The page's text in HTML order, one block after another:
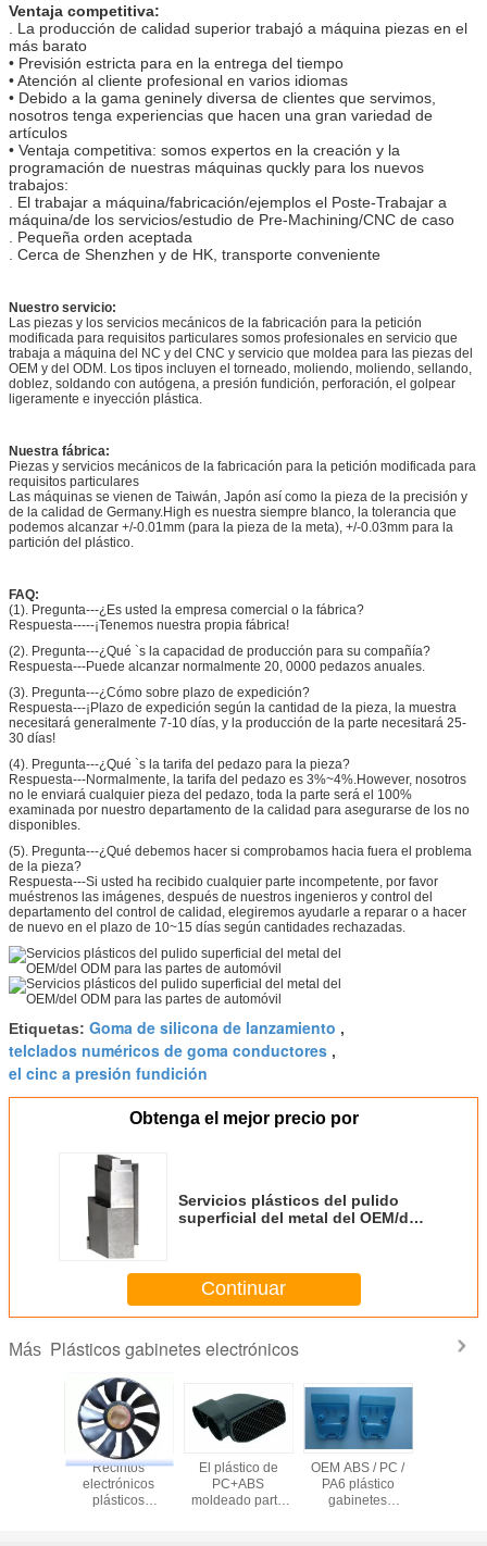
Ventaja competitiva:
. La producción de calidad superior trabajó a máquina piezas en el
más barato
• Previsión estricta para en la entrega del tiempo
• Atención al cliente profesional en varios idiomas
• Debido a la gama geninely diversa de clientes que servimos,
nosotros tenga experiencias que hacen una gran variedad de
artículos
• Ventaja competitiva: somos expertos en la creación y la
programación de nuestras máquinas quckly para los nuevos
trabajos:
. El trabajar a máquina/fabricación/ejemplos el Poste-Trabajar a
máquina/de los servicios/estudio de Pre-Machining/CNC de caso
. Pequeña orden aceptada
. Cerca de Shenzhen y de HK, transporte conveniente
Nuestro servicio:
Las piezas y los servicios mecánicos de la fabricación para la petición
modificada para requisitos particulares somos profesionales en servicio que
trabaja a máquina del NC y del CNC y servicio que moldea para las piezas del
OEM y del ODM. Los tipos incluyen el torneado, moliendo, moliendo, sellando,
doblez, soldando con autógena, a presión fundición, perforación, el golpear
ligeramente e inyección plástica.
Nuestra fábrica:
Piezas y servicios mecánicos de la fabricación para la petición modificada para
requisitos particulares
Las máquinas se vienen de Taiwán, Japón así como la pieza de la precisión y
de la calidad de Germany.High es nuestra siempre blanco, la tolerancia que
podemos alcanzar +/-0.01mm (para la pieza de la meta), +/-0.03mm para la
partición del plástico.
FAQ:
(1). Pregunta---¿Es usted la empresa comercial o la fábrica?
Respuesta-----¡Tenemos nuestra propia fábrica!
(2). Pregunta---¿Qué `s la capacidad de producción para su compañía?
Respuesta---Puede alcanzar normalmente 20, 0000 pedazos anuales.
(3). Pregunta---¿Cómo sobre plazo de expedición?
Respuesta---¡Plazo de expedición según la cantidad de la pieza, la muestra
necesitará generalmente 7-10 días, y la producción de la parte necesitará 25-
30 días!
(4). Pregunta---¿Qué `s la tarifa del pedazo para la pieza?
Respuesta---Normalmente, la tarifa del pedazo es 3%~4%.However, nosotros
no le enviará cualquier pieza del pedazo, toda la parte será el 100%
examinada por nuestro departamento de la calidad para asegurarse de los no
disponibles.
(5). Pregunta---¿Qué debemos hacer si comprobamos hacia fuera el problema
de la pieza?
Respuesta---Si usted ha recibido cualquier parte incompetente, por favor
muéstrenos las imágenes, después de nuestros ingenieros y control del
departamento del control de calidad, elegiremos ayudarle a reparar o a hacer
de nuevo en el plazo de 10~15 días según cantidades rechazadas.
Etiquetas: Goma de silicona de lanzamiento ,
telclados numéricos de goma conductores ,
el cinc a presión fundición
Obtenga el mejor precio por
Servicios plásticos del pulido
superficial del metal del OEM/del
Continuar
Más Plásticos gabinetes electrónicos
Recintos
electrónicos
plásticos
El plástico de
PC+ABS
moldeado parte
OEM ABS / PC /
PA6 plástico
gabinetes